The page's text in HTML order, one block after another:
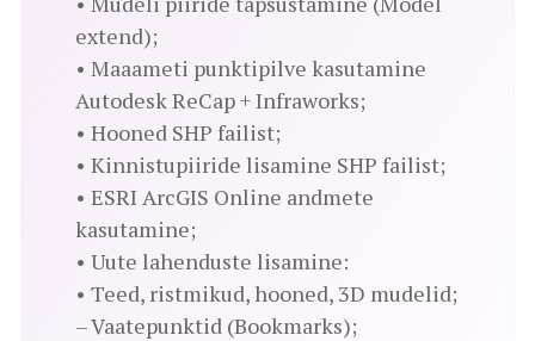
extend);
• Maaameti punktipilve kasutamine
Autodesk ReCap + Infraworks;
• Hooned SHP failist;
• Kinnistupiiride lisamine SHP failist;
• ESRI ArcGIS Online andmete
kasutamine;
• Uute lahenduste lisamine:
• Teed, ristmikud, hooned, 3D mudelid;
– Vaatepunktid (Bookmarks);